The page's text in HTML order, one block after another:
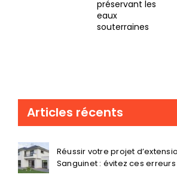
Articles récents
Réussir votre projet
Sanguinet : évitez ces